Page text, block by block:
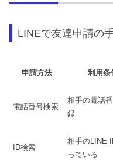
LINEで友達申請の
申請方法 利用条
電話番号検索
相手の電話
録
ID検索
相手のLINE
っている